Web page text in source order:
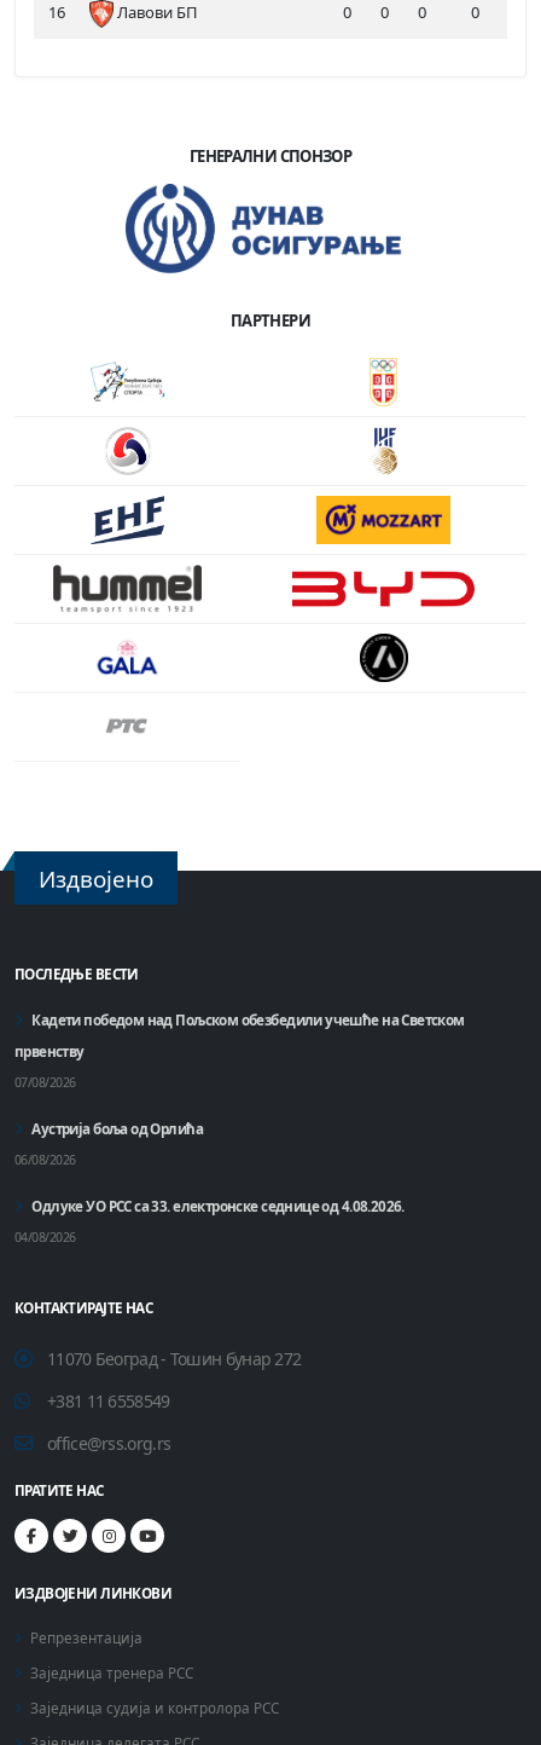
16 Лавови БП 0 0 0 0
ГЕНЕРАЛНИ СПОНЗОР
ПАРТНЕРИ
Издвојено
ПОСЛЕДЊЕ ВЕСТИ
Кадети победом над Пољском обезбедили учешће на Светском
првенству
07/08/2026
Аустрија боља од Орлића
06/08/2026
Одлуке УО РСС са 33. електронске седнице од 4.08.2026.
04/08/2026
КОНТАКТИРАЈТЕ НАС
11070 Београд - Тошин бунар 272
+381 11 6558549
office@rss.org.rs
ПРАТИТЕ НАС
ИЗДВОЈЕНИ ЛИНКОВИ
Репрезентација
Заједница тренера РСС
Заједница судија и контролора РСС